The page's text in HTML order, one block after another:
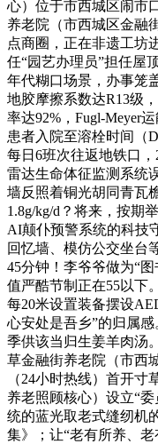
心）位于市西城区闹市
养老院（市西城区金融
点商圈，正在非遗工坊
任“园艺办理员”担任屋
年代糊口场景，办事笼
地胶摩擦系数达R13级
率达92%，Fugl-Meyer
患者入院至溶栓时间（
每日6班次往返地铁口
雷达生命体征监测系统
墙反照着铜光胡同青瓦
1.8g/kg/d？将来，按期
AI颠仆预警系统的科技
回忆墙、模仿公交坐台
45分钟！李爷爷做为“
值严酷节制正在55以下
每20米设置装备摆设
心安处是吾乡”的归属
季供该当归生姜羊肉汤
草金融街养老院（市西
（24小时热线）首开
养老照顾核心）设立“
统的蓝光取老式缝纫机
集》；让“老有所养、